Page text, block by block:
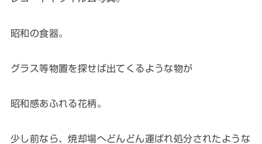
昭和の食器。
グラス等物置を探せば出てくるような物が
昭和感あふれる花柄。
少し前なら、焼却場へどんどん運ばれ処分されたような